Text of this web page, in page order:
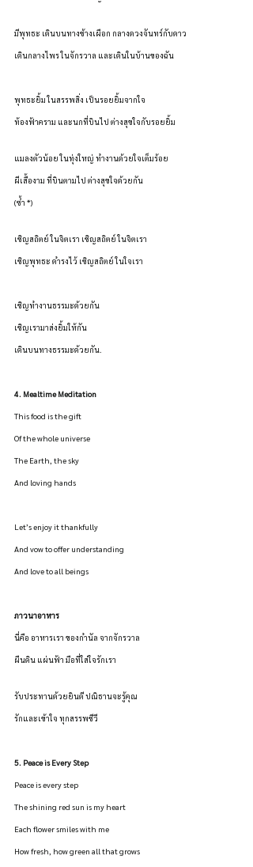
มีพุทธะ เดินบนทางช้างเผือก กลางดวงจันทร์กับดาว
เดินกลางไพร ในจักรวาล และเดินในบ้านของฉัน
พุทธะยิ้ม ในสรรพสิ่ง เป็นรอยยิ้มจากใจ
ท้องฟ้าคราม และนกที่บินไป ต่างสุขใจกับรอยยิ้ม
แมลงตัวน้อย ในทุ่งใหญ่ ทำงานด้วยใจเต็มร้อย
ผีเสื้องาม ที่บินตามไป ต่างสุขใจด้วยกัน
(ซ้ำ *)
เชิญสถิตย์ ในจิตเรา เชิญสถิตย์ ในจิตเรา
เชิญพุทธะ ดำรงไว้ เชิญสถิตย์ ในใจเรา
เชิญทำงานธรรมะด้วยกัน
เชิญเรามาส่งยิ้มให้กัน
เดินบนทางธรรมะด้วยกัน.
4. Mealtime Meditation
This food is the gift
Of the whole universe
The Earth, the sky
And loving hands
Let’s enjoy it thankfully
And vow to offer understanding
And love to all beings
ภาวนาอาหาร
นี่คือ อาหารเรา ของกำนัล จากจักรวาล
ผืนดิน แผ่นฟ้า มือที่ใส่ใจรักเรา
รับประทานด้วยยินดี ปณิธานจะรู้คุณ
รักและเข้าใจ ทุกสรรพชีวี
5. Peace is Every Step
Peace is every step
The shining red sun is my heart
Each flower smiles with me
How fresh, how green all that grows